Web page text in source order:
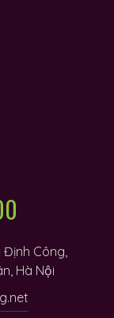
Công,
Hà Nội